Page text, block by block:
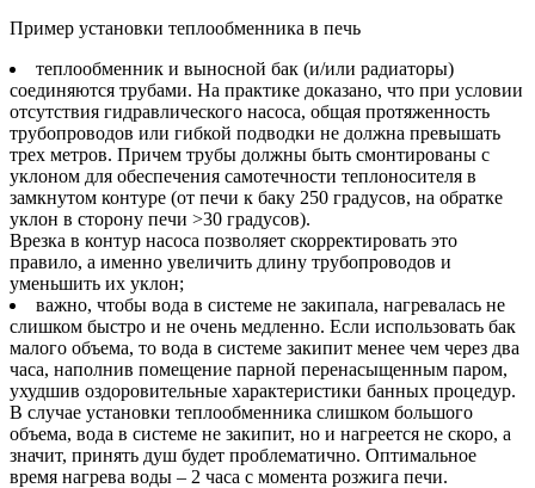
Пример установки теплообменника в печь
теплообменник и выносной бак (и/или радиаторы)
соединяются трубами. На практике доказано, что при условии
отсутствия гидравлического насоса, общая протяженность
трубопроводов или гибкой подводки не должна превышать
трех метров. Причем трубы должны быть смонтированы с
уклоном для обеспечения самотечности теплоносителя в
замкнутом контуре (от печи к баку 250 градусов, на обратке
уклон в сторону печи >30 градусов).
Врезка в контур насоса позволяет скорректировать это
правило, а именно увеличить длину трубопроводов и
уменьшить их уклон;
важно, чтобы вода в системе не закипала, нагревалась не
слишком быстро и не очень медленно. Если использовать бак
малого объема, то вода в системе закипит менее чем через два
часа, наполнив помещение парной перенасыщенным паром,
ухудшив оздоровительные характеристики банных процедур.
В случае установки теплообменника слишком большого
объема, вода в системе не закипит, но и нагреется не скоро, а
значит, принять душ будет проблематично. Оптимальное
время нагрева воды – 2 часа с момента розжига печи.